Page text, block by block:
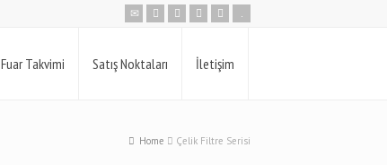
Fuar Takvimi Satış Noktaları İletişim
Home Çelik Filtre Serisi